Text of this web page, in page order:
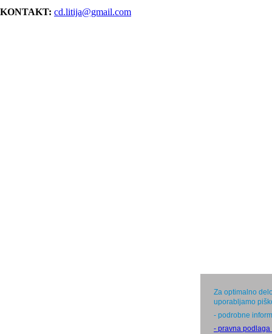
KONTAKT: cd.litija@gmail.com
Za optimalno
uporabljamo
- podrobne
- pravna podlaga